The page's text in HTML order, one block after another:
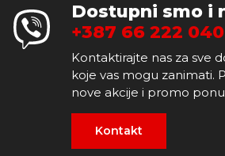
Dostupni smo i
+387 66 222 040
Kontaktirajte nas za sve
koje vas mogu zanimati.
nove akcije i promo
Kontakt